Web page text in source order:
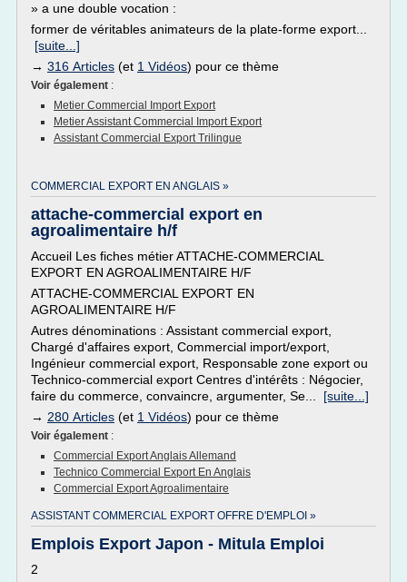
» a une double vocation :
former de véritables animateurs de la plate-forme export...
[suite...]
→ 316 Articles (et 1 Vidéos) pour ce thème
Voir également :
Metier Commercial Import Export
Metier Assistant Commercial Import Export
Assistant Commercial Export Trilingue
COMMERCIAL EXPORT EN ANGLAIS »
attache-commercial export en
agroalimentaire h/f
Accueil Les fiches métier ATTACHE-COMMERCIAL
EXPORT EN AGROALIMENTAIRE H/F
ATTACHE-COMMERCIAL EXPORT EN
AGROALIMENTAIRE H/F
Autres dénominations : Assistant commercial export,
Chargé d'affaires export, Commercial import/export,
Ingénieur commercial export, Responsable zone export ou
Technico-commercial export Centres d'intérêts : Négocier,
faire du commerce, convaincre, argumenter, Se... [suite...]
→ 280 Articles (et 1 Vidéos) pour ce thème
Voir également :
Commercial Export Anglais Allemand
Technico Commercial Export En Anglais
Commercial Export Agroalimentaire
ASSISTANT COMMERCIAL EXPORT OFFRE D'EMPLOI »
Emplois Export Japon - Mitula Emploi
2